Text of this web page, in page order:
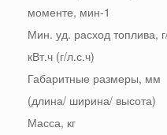
моменте, мин-1
Мин. уд. расход топлива,
кВт.ч (г/л.с.ч)
Габаритные размеры, мм
(длина/ ширина/ высота)
Масса, кг